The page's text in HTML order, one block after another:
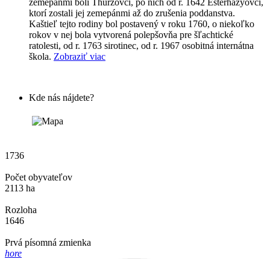
ktorí zostali jej zemepánmi až do zrušenia poddanstva.
Kaštieľ tejto rodiny bol postavený v roku 1760, o niekoľko
rokov v nej bola vytvorená polepšovňa pre šľachtické
ratolesti, od r. 1763 sirotinec, od r. 1967 osobitná internátna
škola. Zobraziť viac
Kde nás nájdete?
1736
Počet obyvateľov
2113 ha
Rozloha
1646
Prvá písomná zmienka
hore